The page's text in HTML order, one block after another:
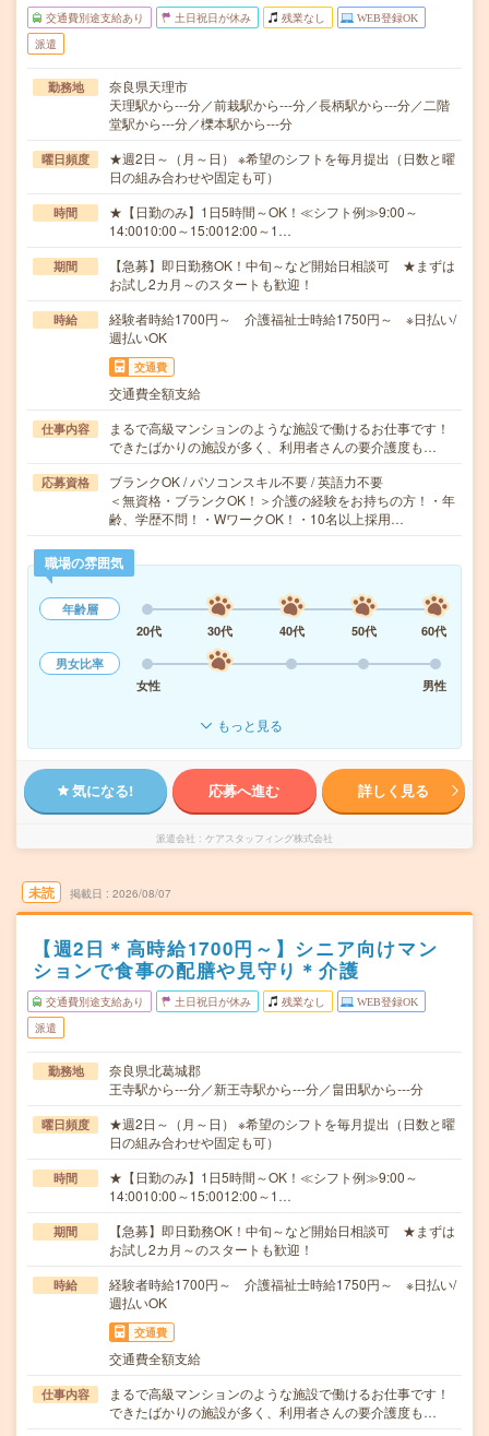
交通費別途支給あり 土日祝日が休み 残業なし WEB登録OK
派遣
勤務地
奈良県天理市
天理駅から---分／前栽駅から---分／長柄駅から---分／二階
堂駅から---分／櫟本駅から---分
曜日頻度
★週2日～（月～日） ※希望のシフトを毎月提出（日数と曜
日の組み合わせや固定も可）
時間
★【日勤のみ】1日5時間～OK！≪シフト例≫9:00～
14:0010:00～15:0012:00～1…
期間
【急募】即日勤務OK！中旬～など開始日相談可 ★まずは
お試し2カ月～のスタートも歓迎！
時給
経験者時給1700円～ 介護福祉士時給1750円～ ※日払い/
週払いOK
交通費
交通費全額支給
仕事内容
まるで高級マンションのような施設で働けるお仕事です！
できたばかりの施設が多く、利用者さんの要介護度も…
応募資格
ブランクOK / パソコンスキル不要 / 英語力不要
＜無資格・ブランクOK！＞介護の経験をお持ちの方！・年
齢、学歴不問！・WワークOK！・10名以上採用…
職場の雰囲気
年齢層
20代
30代 40代 50代
60代
男女比率
女性
男性
もっと見る
気になる! 応募へ進む 詳しく見る
派遣会社 ケアスタッフィング株式会社
未読 掲載日 2026/08/07
【週2日＊高時給1700円～】シニア向けマン
ションで食事の配膳や見守り＊介護
交通費別途支給あり 土日祝日が休み 残業なし WEB登録OK
派遣
勤務地
奈良県北葛城郡
王寺駅から---分／新王寺駅から---分／畠田駅から---分
曜日頻度
★週2日～（月～日） ※希望のシフトを毎月提出（日数と曜
日の組み合わせや固定も可）
時間
★【日勤のみ】1日5時間～OK！≪シフト例≫9:00～
14:0010:00～15:0012:00～1…
期間
【急募】即日勤務OK！中旬～など開始日相談可 ★まずは
お試し2カ月～のスタートも歓迎！
時給
経験者時給1700円～ 介護福祉士時給1750円～ ※日払い/
週払いOK
交通費
交通費全額支給
仕事内容
まるで高級マンションのような施設で働けるお仕事です！
できたばかりの施設が多く、利用者さんの要介護度も…